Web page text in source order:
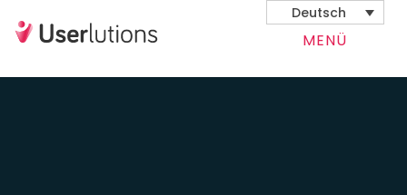
Deutsch
MENÜ